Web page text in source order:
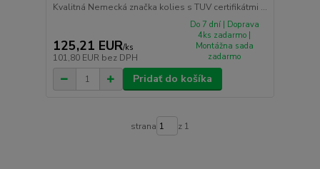
Kvalitná Nemecká značka kolies s TUV certifikátmi ...
125,21 EUR/ks
101,80 EUR bez DPH
Do 7 dní | Doprava
4ks zadarmo |
Montážna sada
zadarmo
Pridať do košíka
strana z 1